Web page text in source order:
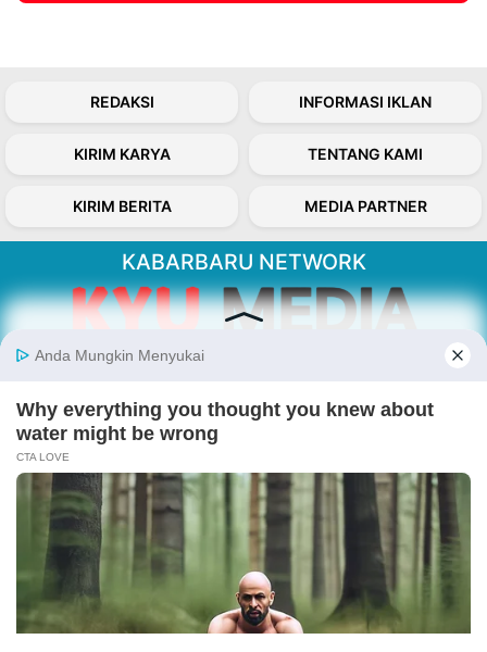
REDAKSI INFORMASI IKLAN
KIRIM KARYA TENTANG KAMI
KIRIM BERITA MEDIA PARTNER
KABARBARU NETWORK
Kabarbaru.co menyajikan berita aktual dan
inspiratif dari sudut pandang berbaik sangka
Follow Kabarbaru